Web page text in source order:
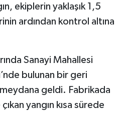
ekiplerin yaklaşık 1,5
ardından kontrol altına
Sanayi Mahallesi
bulunan bir geri
geldi. Fabrikada
yangın kısa sürede